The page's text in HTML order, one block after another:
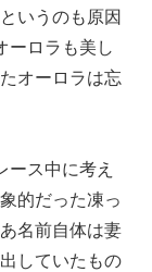
いうのも原因
ーロラも美し
オーロラは忘
ース中に考え
的だった凍っ
名前自体は妻
していたもの